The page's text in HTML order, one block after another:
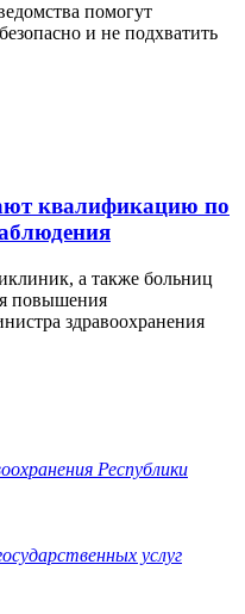
помогут
и не подхватить
квалификацию по
а также больниц
повышения
здравоохранения
Республики
услуг